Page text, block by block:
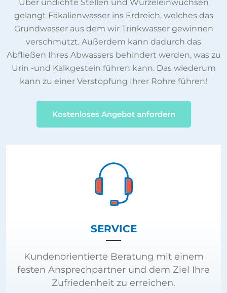
Über undichte Stellen und Wurzeleinwüchsen
gelangt Fäkalienwasser ins Erdreich, welches das
Grundwasser aus dem wir Trinkwasser gewinnen
verschmutzt. Außerdem kann dadurch das
Abfließen Ihres Abwassers behindert werden, was zu
Urin -und Kalkgestein führen kann. Das wiederum
kann zu einer Verstopfung Ihrer Rohre führen!
Kostenloses Angebot anfordern
SERVICE
Kundenorientierte Beratung mit einem
festen Ansprechpartner und dem Ziel Ihre
Zufriedenheit zu erreichen.